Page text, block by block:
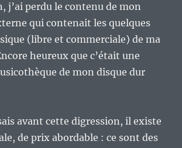
j’ai perdu le contenu de mon
qui contenait les quelques
(libre et commerciale) de ma
heureux que c’était une
de mon disque dur
avant cette digression, il existe
de prix abordable : ce sont des